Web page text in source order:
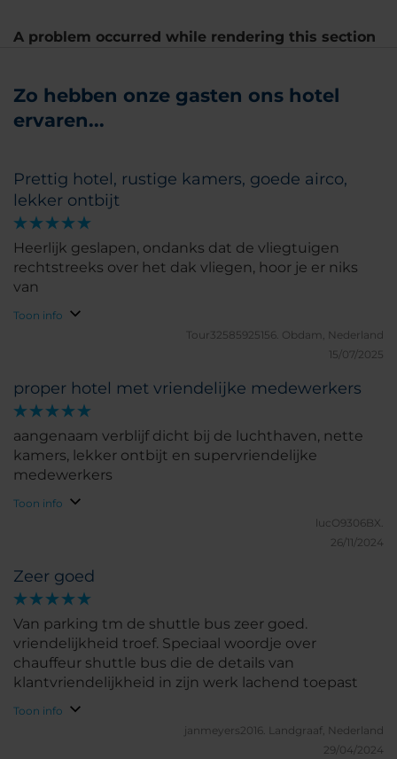
A problem occurred while rendering this section
Zo hebben onze gasten ons hotel
ervaren...
Prettig hotel, rustige kamers, goede airco,
lekker ontbijt
Heerlijk geslapen, ondanks dat de vliegtuigen
rechtstreeks over het dak vliegen, hoor je er niks
van
Toon info
Tour32585925156. Obdam, Nederland
15/07/2025
proper hotel met vriendelijke medewerkers
aangenaam verblijf dicht bij de luchthaven, nette
kamers, lekker ontbijt en supervriendelijke
medewerkers
Toon info
lucO9306BX.
26/11/2024
Zeer goed
Van parking tm de shuttle bus zeer goed.
vriendelijkheid troef. Speciaal woordje over
chauffeur shuttle bus die de details van
klantvriendelijkheid in zijn werk lachend toepast
Toon info
janmeyers2016. Landgraaf, Nederland
29/04/2024